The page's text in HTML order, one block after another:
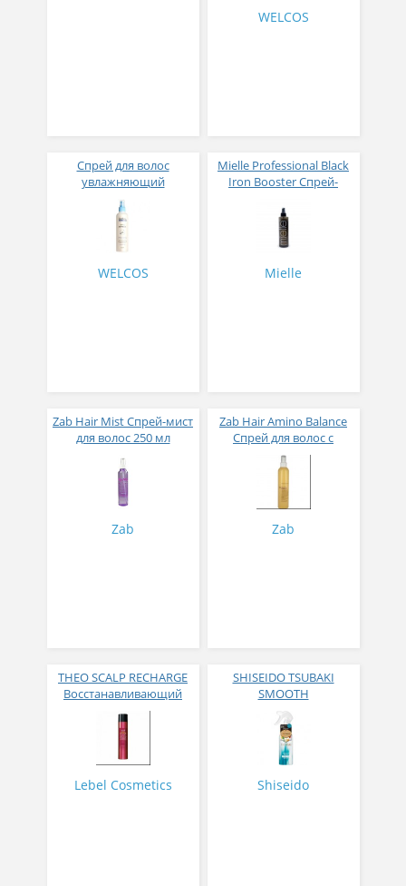
WELCOS
Спрей для волос
увлажняющий
парфюмированный
WELCOS Confume
Perfume Water Essence
(Soap) 252 мл
WELCOS
Mielle Professional Black
Iron Booster Спрей-
разглаживания волос
термозащитный 250 мл
Mielle
Zab Hair Mist Спрей-мист
для волос 250 мл
Zab
Zab Hair Amino Balance
Спрей для волос с
аминокислотами 250 мл
Zab
THEO SCALP RECHARGE
Восстанавливающий
спрей 140 г
Lebel Cosmetics
SHISEIDO TSUBAKI
SMOOTH
Разглаживающий спрей
для волос с маслом
камелии и защитой от
термического
Shiseido